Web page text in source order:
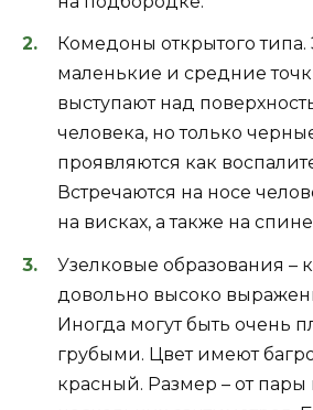
Комедоны открытого типа.
маленькие и средние
выступают над
человека, но только
проявляются как
Встречаются на носе
на висках, а также на
Узелковые образования –
довольно высоко
Иногда могут быть очень
грубыми. Цвет имеют
красный. Размер – от